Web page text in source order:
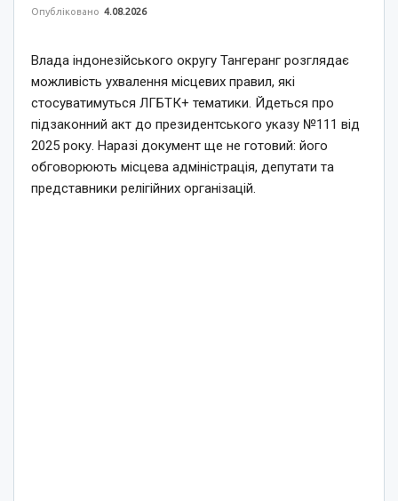
Опубліковано 4.08.2026
Влада індонезійського округу Тангеранг розглядає
можливість ухвалення місцевих правил, які
стосуватимуться ЛГБТК+ тематики. Йдеться про
підзаконний акт до президентського указу №111 від
2025 року. Наразі документ ще не готовий: його
обговорюють місцева адміністрація, депутати та
представники релігійних організацій.